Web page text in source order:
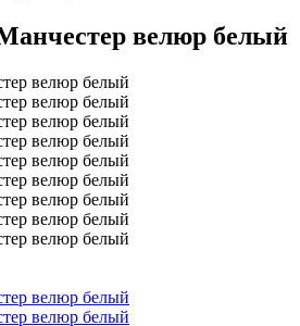
велюр белый